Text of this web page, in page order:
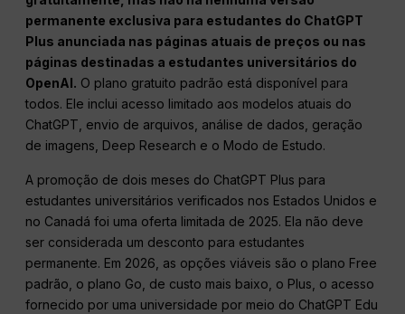
permanente exclusiva para estudantes do ChatGPT
Plus anunciada nas páginas atuais de preços ou nas
páginas destinadas a estudantes universitários do
OpenAI. O plano gratuito padrão está disponível para
todos. Ele inclui acesso limitado aos modelos atuais do
ChatGPT, envio de arquivos, análise de dados, geração
de imagens, Deep Research e o Modo de Estudo.
A promoção de dois meses do ChatGPT Plus para
estudantes universitários verificados nos Estados Unidos e
no Canadá foi uma oferta limitada de 2025. Ela não deve
ser considerada um desconto para estudantes
permanente. Em 2026, as opções viáveis são o plano Free
padrão, o plano Go, de custo mais baixo, o Plus, o acesso
fornecido por uma universidade por meio do ChatGPT Edu